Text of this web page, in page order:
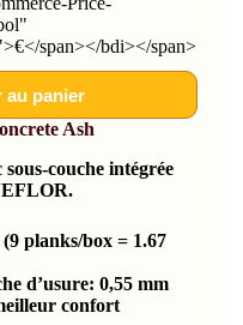
span></bdi></span>
au panier
Ash
couche intégrée
planks/box = 1.67
d’usure: 0,55 mm
confort